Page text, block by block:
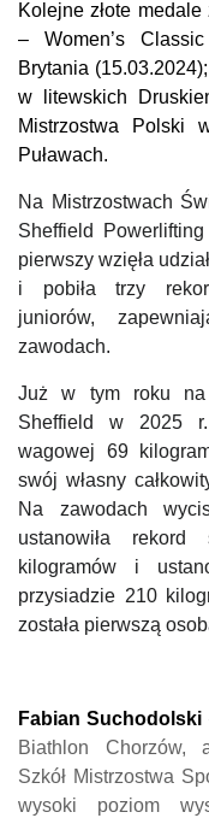
Kolejne złote
– Women’s
Brytania
w litewskich
Mistrzostwa
Puławach.
Na Mistrzostwach
Sheffield
pierwszy wzięła
i pobiła trzy
juniorów, zapewni
zawodach.
Już w tym roku na
Sheffield w 2025
wagowej 69
swój własny
Na zawodach
ustanowiła
kilogramów i
przysiadzie 210
została pierwszą
Fabian Suchodolski
Biathlon Chorzów,
Szkół Mistrzostwa
wysoki poziom